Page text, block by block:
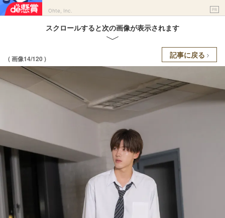
Ohte, Inc. PR
スクロールすると次の画像が表示されます
( 画像14/120 ) 記事に戻る